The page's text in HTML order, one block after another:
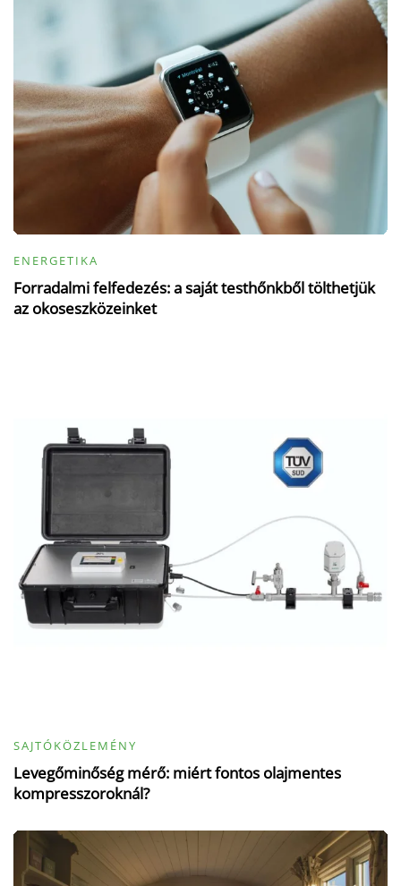
ENERGETIKA
Forradalmi felfedezés: a saját testhőnkből tölthetjük
az okoseszközeinket
SAJTÓKÖZLEMÉNY
Levegőminőség mérő: miért fontos olajmentes
kompresszoroknál?